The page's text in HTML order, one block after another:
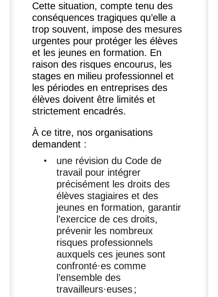
Cette situation, compte tenu des
conséquences tragiques qu’elle a
trop souvent, impose des mesures
urgentes pour protéger les élèves
et les jeunes en formation. En
raison des risques encourus, les
stages en milieu professionnel et
les périodes en entreprises des
élèves doivent être limités et
strictement encadrés.
À ce titre, nos organisations
demandent :
une révision du Code de
travail pour intégrer
précisément les droits des
élèves stagiaires et des
jeunes en formation, garantir
l’exercice de ces droits,
prévenir les nombreux
risques professionnels
auxquels ces jeunes sont
confronté·es comme
l’ensemble des
travailleurs·euses;